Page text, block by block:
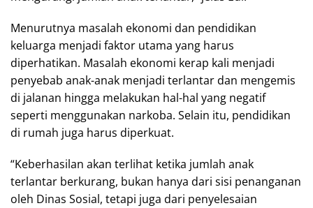
Menurutnya masalah ekonomi dan pendidikan
keluarga menjadi faktor utama yang harus
diperhatikan. Masalah ekonomi kerap kali menjadi
penyebab anak-anak menjadi terlantar dan mengemis
di jalanan hingga melakukan hal-hal yang negatif
seperti menggunakan narkoba. Selain itu, pendidikan
di rumah juga harus diperkuat.
“Keberhasilan akan terlihat ketika jumlah anak
terlantar berkurang, bukan hanya dari sisi penanganan
oleh Dinas Sosial, tetapi juga dari penyelesaian